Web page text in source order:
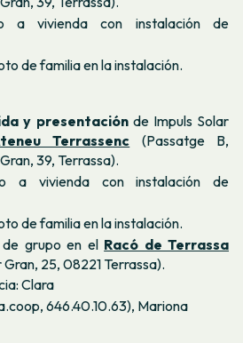
a vivienda con instalación de
de familia en la instalación.
y presentaciónde Impuls Solar
Terrassenc (Passatge B,
39, Terrassa).
a vivienda con instalación de
de familia en la instalación.
grupo en el Racó de Terrassa
25, 08221 Terrassa).
Clara
646.40.10.63), Mariona